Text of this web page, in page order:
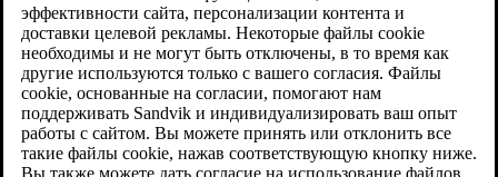
эффективности сайта, персонализации контента и
доставки целевой рекламы. Некоторые файлы cookie
необходимы и не могут быть отключены, в то время как
другие используются только с вашего согласия. Файлы
cookie, основанные на согласии, помогают нам
поддерживать Sandvik и индивидуализировать ваш опыт
работы с сайтом. Вы можете принять или отклонить все
такие файлы cookie, нажав соответствующую кнопку ниже.
Вы также можете дать согласие на использование файлов